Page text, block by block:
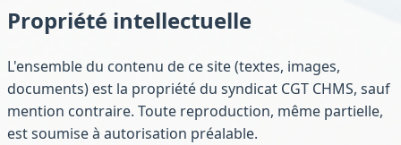
Propriété intellectuelle
L'ensemble du contenu de ce site (textes, images,
documents) est la propriété du syndicat CGT CHMS, sauf
mention contraire. Toute reproduction, même partielle,
est soumise à autorisation préalable.